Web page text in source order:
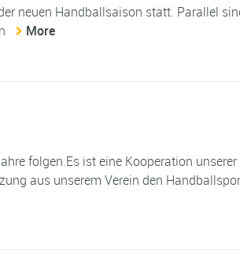
neuen Handballsaison statt. Parallel
More
folgen.Es ist eine Kooperation
aus unserem Verein den